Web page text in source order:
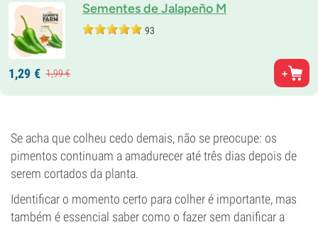
Sementes de Jalapeño M
93
1,29 € 1,99€
Se acha que colheu cedo demais, não se preocupe: os
pimentos continuam a amadurecer até três dias depois de
serem cortados da planta.
Identificar o momento certo para colher é importante, mas
também é essencial saber como o fazer sem danificar a